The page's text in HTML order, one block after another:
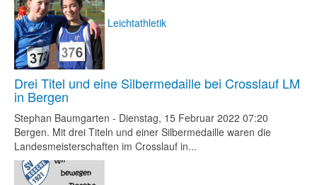
Leichtathletik
Drei Titel und eine Silbermedaille bei Crosslauf LM
in Bergen
Stephan Baumgarten - Dienstag, 15 Februar 2022 07:20
Bergen. Mit drei Titeln und einer Silbermedaille waren die
Landesmeisterschaften im Crosslauf in...